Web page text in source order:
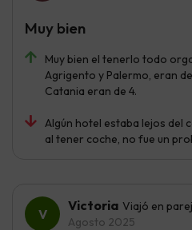
Muy bien el tenerlo todo
Agrigento y Palermo, eran
Catania eran de 4.
Algún hotel estaba lejos del
al tener coche, no fue un
Muy bien
Victoria Viajó en
Agosto 2025